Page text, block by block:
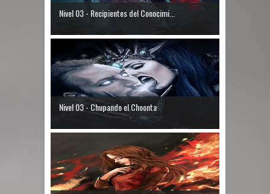
Nivel 03 - Recipientes del Conocimi...
Nivel 03 - Chupando el Choonta